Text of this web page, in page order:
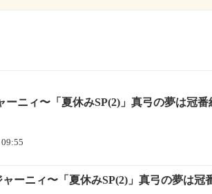
ーニィ〜「夏休みSP(2)」真弓の夢は冠
ャーニィ〜「夏休みSP(2)」真弓の夢は冠